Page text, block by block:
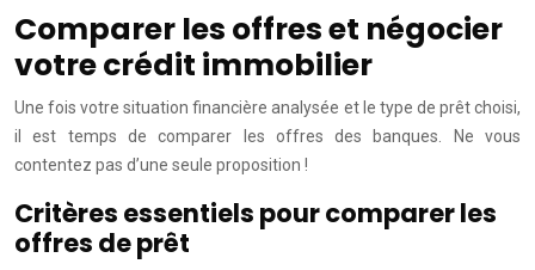
Comparer les offres et négocier
votre crédit immobilier
Une fois votre situation financière analysée et le type de prêt choisi,
il est temps de comparer les offres des banques. Ne vous
contentez pas d’une seule proposition !
Critères essentiels pour comparer les
offres de prêt